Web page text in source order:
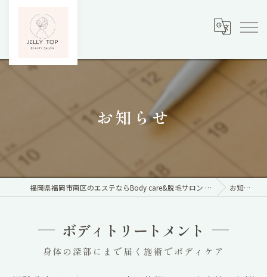
お知らせ
福岡県福岡市南区のエステならBody care&脱毛サロン Jelly Top お知らせ
ボディトリートメント
身体の深部にまで届く施術でボディケア